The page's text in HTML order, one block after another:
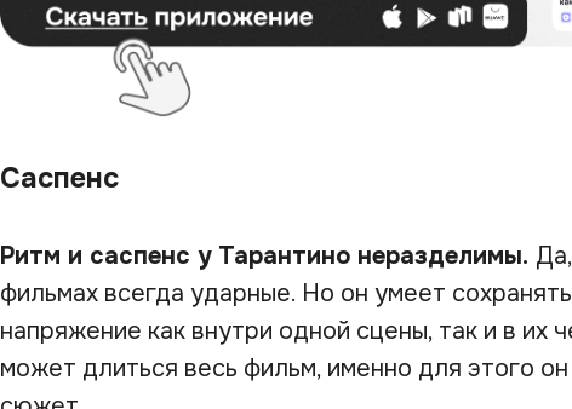
Саспенс
Ритм и саспенс у Тарантино неразделимы.
фильмах всегда ударные. Но он умеет
напряжение как внутри одной сцены, так и в их
может длиться весь фильм, именно для этого